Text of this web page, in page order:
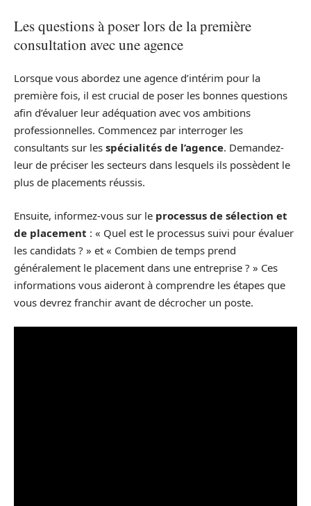
Les questions à poser lors de la première
consultation avec une agence
Lorsque vous abordez une agence d’intérim pour la
première fois, il est crucial de poser les bonnes questions
afin d’évaluer leur adéquation avec vos ambitions
professionnelles. Commencez par interroger les
consultants sur les spécialités de l’agence. Demandez-
leur de préciser les secteurs dans lesquels ils possèdent le
plus de placements réussis.
Ensuite, informez-vous sur le processus de sélection et
de placement : « Quel est le processus suivi pour évaluer
les candidats ? » et « Combien de temps prend
généralement le placement dans une entreprise ? » Ces
informations vous aideront à comprendre les étapes que
vous devrez franchir avant de décrocher un poste.